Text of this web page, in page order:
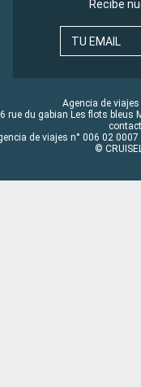
Recibe
TU EMAIL
Agencia de viajes
rue du gabian Les flots bleus
de viajes n° 006 02
©